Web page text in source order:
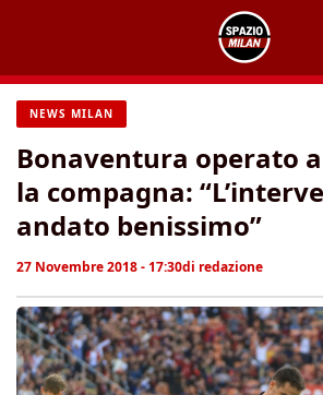
contenuto
NEWS MILAN
Bonaventura operato
la compagna:
andato benissimo”
27 Novembre 2018 - 17:30di redazione